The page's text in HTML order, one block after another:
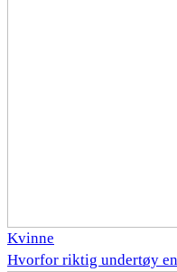
Kvinne
Hvorfor riktig undertøy